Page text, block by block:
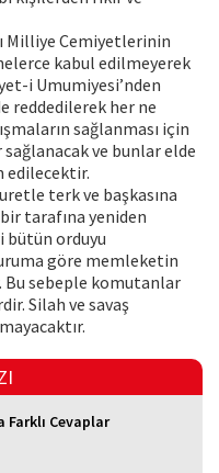
Milliye Cemiyetlerinin
kabul edilmeyerek
i Umumiyesi’nden
reddedilerek her ne
sağlanması için
ve bunlar elde
edilecektir.
terk ve başkasına
tarafına yeniden
bütün orduyu
göre memleketin
sebeple komutanlar
Silah ve savaş
Farklı Cevaplar